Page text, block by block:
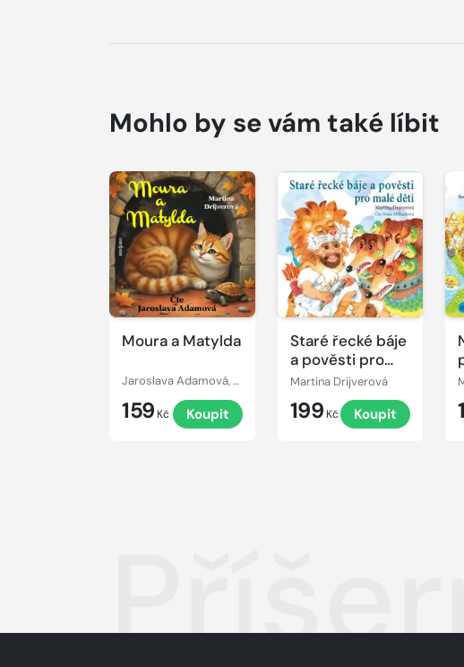
Mohlo by se vám také líbit
Moura a Matylda
Jaroslava Adamová, Martina Drijverová
159 Kč Koupit
Přehrát
ukázku
Staré řecké báje
a pověsti pro
malé děti
Martina Drijverová
199 Kč Koupit
Přehrát
ukázku